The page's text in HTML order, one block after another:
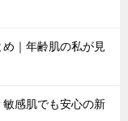
｜年齢肌の私が見
感肌でも安心の新